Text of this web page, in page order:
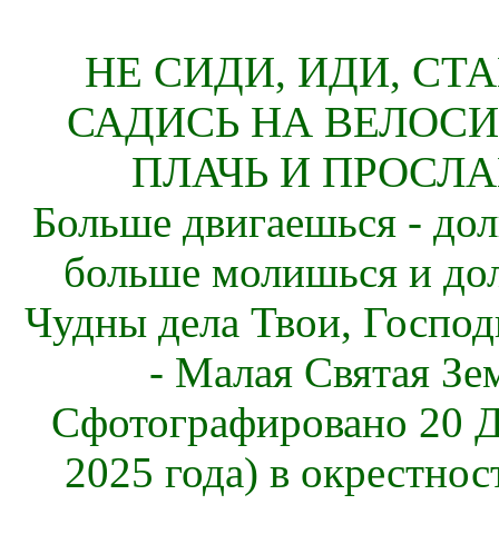
НЕ СИДИ, ИДИ,
САДИСЬ НА
ПЛАЧЬ И
Больше двигаешься -
больше молишься и
Чудны дела Твои,
- Малая Святая
Сфотографировано 20
2025 года) в